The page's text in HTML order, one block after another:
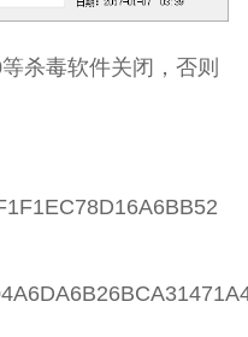
杀毒软件关闭，否则